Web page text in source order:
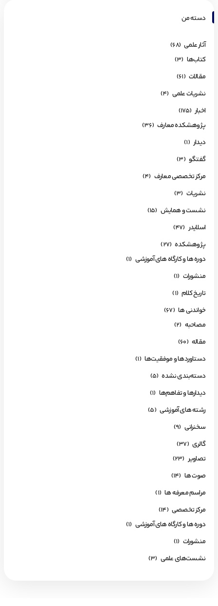
دسته من
آثار علمی (68)
کتاب‌ها (3)
مقالات (61)
نشریات علمی (4)
اخبار (175)
پژوهشکده معارف (36)
دیدار (1)
گفتگو (3)
مرکز تخصصی معارف (4)
نشریات (3)
نشست و همایش (15)
اسلایدر (47)
پژوهشکده (27)
دوره ها و کارگاه های آموزشی (1)
منشورات (1)
تاریخ کلام (1)
خواندنی ها (67)
مصاحبه (2)
مقاله (60)
دستاوردها و موفقیت‌ها (1)
دسته‌بندی نشده (5)
دیدارها و تفاهم‌ها (1)
رشته های آموزشی (5)
سخنرانی (9)
گالری (37)
تصاویر (23)
صوت ها (14)
مراسم معرفه ها (1)
مرکز تخصصی (14)
دوره ها و کارگاه های آموزشی (1)
منشورات (1)
نشست‌های علمی (3)